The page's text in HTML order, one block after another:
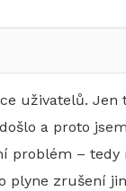
uživatelů. Jen
a proto
problém –
plyne zrušení